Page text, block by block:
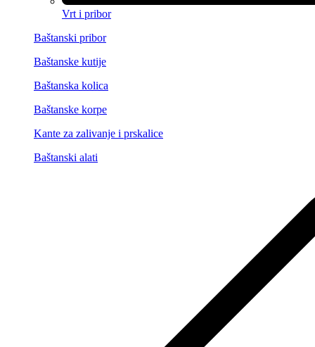
Vrt i pribor
Baštanski pribor
Baštanske kutije
Baštanska kolica
Baštanske korpe
Kante za zalivanje i prskalice
Baštanski alati